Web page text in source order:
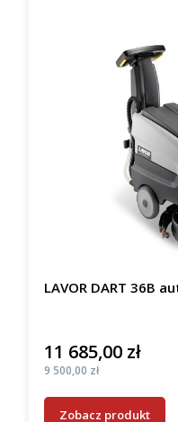
LAVOR DART 36B
Cena
11 685,00 zł
Cena
9 500,00 zł
Zobacz produkt